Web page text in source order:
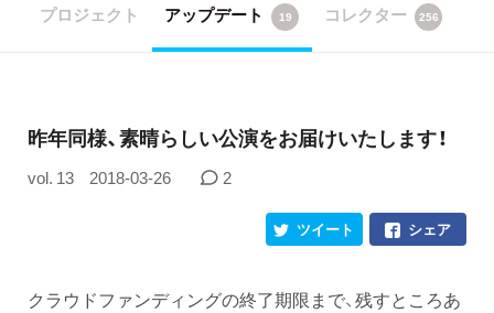
プロジェクト アップデート 19 コレクター 256
​昨年同様、素晴らしい公演をお届けいたします！
vol. 13 2018-03-26 2
シェア
ツイート
クラウドファンディングの終了期限まで、残すところあ